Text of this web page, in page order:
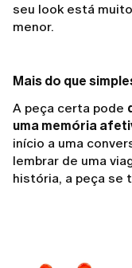
seu look está
menor.
Mais do que
A peça certa pode
uma memória
início a uma
lembrar de uma
história, a peça se